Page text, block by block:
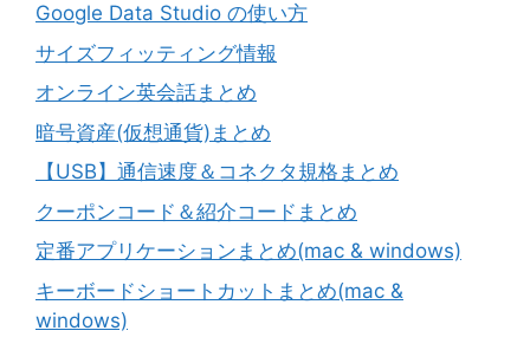
Google Data Studio の使い方
サイズフィッティング情報
オンライン英会話まとめ
暗号資産(仮想通貨)まとめ
【USB】通信速度＆コネクタ規格まとめ
クーポンコード＆紹介コードまとめ
定番アプリケーションまとめ(mac & windows)
キーボードショートカットまとめ(mac &
windows)